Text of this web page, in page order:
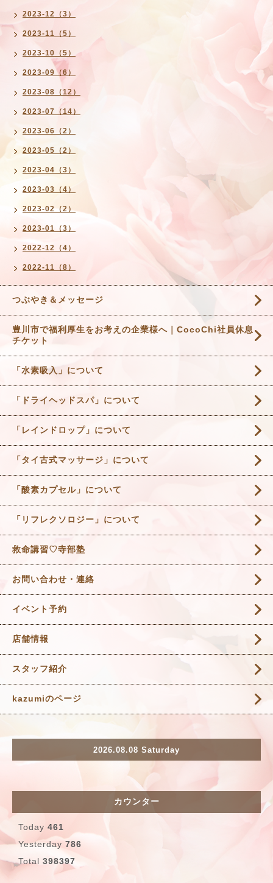
2023-12（3）
2023-11（5）
2023-10（5）
2023-09（6）
2023-08（12）
2023-07（14）
2023-06（2）
2023-05（2）
2023-04（3）
2023-03（4）
2023-02（2）
2023-01（3）
2022-12（4）
2022-11（8）
つぶやき＆メッセージ
豊川市で福利厚生をお考えの企業様へ｜CocoChi社員休息
チケット
「水素吸入」について
「ドライヘッドスパ」について
「レインドロップ」について
「タイ古式マッサージ」について
「酸素カプセル」について
「リフレクソロジー」について
救命講習♡寺部塾
お問い合わせ・連絡
イベント予約
店舗情報
スタッフ紹介
kazumiのページ
2026.08.08 Saturday
カウンター
Today 461
Yesterday 786
Total 398397